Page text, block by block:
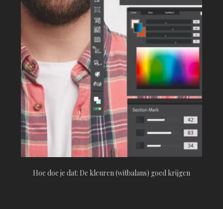
Hoe doe je dat: De kleuren (witbalans) goed krijgen